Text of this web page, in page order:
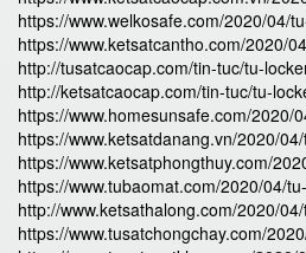
https://www.welkosafe.com/2020/04/
https://www.ketsatcantho.com/2020/
http://tusatcaocap.com/tin-tuc/tu-
http://ketsatcaocap.com/tin-tuc/tu-
https://www.homesunsafe.com/2020/
https://www.ketsatdanang.vn/2020/
https://www.ketsatphongthuy.com/
https://www.tubaomat.com/2020/04/
http://www.ketsathalong.com/2020/
https://www.tusatchongchay.com/